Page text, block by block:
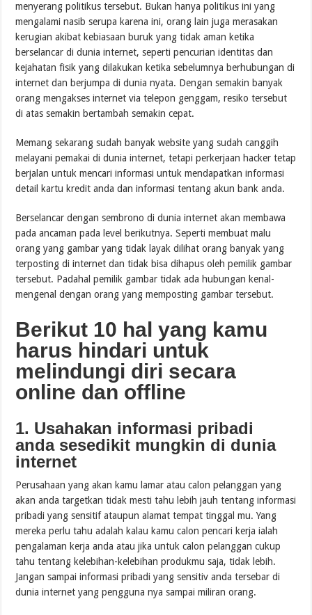
menyerang politikus tersebut. Bukan hanya politikus ini yang
mengalami nasib serupa karena ini, orang lain juga merasakan
kerugian akibat kebiasaan buruk yang tidak aman ketika
berselancar di dunia internet, seperti pencurian identitas dan
kejahatan fisik yang dilakukan ketika sebelumnya berhubungan di
internet dan berjumpa di dunia nyata. Dengan semakin banyak
orang mengakses internet via telepon genggam, resiko tersebut
di atas semakin bertambah semakin cepat.
Memang sekarang sudah banyak website yang sudah canggih
melayani pemakai di dunia internet, tetapi perkerjaan hacker tetap
berjalan untuk mencari informasi untuk mendapatkan informasi
detail kartu kredit anda dan informasi tentang akun bank anda.
Berselancar dengan sembrono di dunia internet akan membawa
pada ancaman pada level berikutnya. Seperti membuat malu
orang yang gambar yang tidak layak dilihat orang banyak yang
terposting di internet dan tidak bisa dihapus oleh pemilik gambar
tersebut. Padahal pemilik gambar tidak ada hubungan kenal-
mengenal dengan orang yang memposting gambar tersebut.
Berikut 10 hal yang kamu
harus hindari untuk
melindungi diri secara
online dan offline
1. Usahakan informasi pribadi
anda sesedikit mungkin di dunia
internet
Perusahaan yang akan kamu lamar atau calon pelanggan yang
akan anda targetkan tidak mesti tahu lebih jauh tentang informasi
pribadi yang sensitif ataupun alamat tempat tinggal mu. Yang
mereka perlu tahu adalah kalau kamu calon pencari kerja ialah
pengalaman kerja anda atau jika untuk calon pelanggan cukup
tahu tentang kelebihan-kelebihan produkmu saja, tidak lebih.
Jangan sampai informasi pribadi yang sensitiv anda tersebar di
dunia internet yang pengguna nya sampai miliran orang.